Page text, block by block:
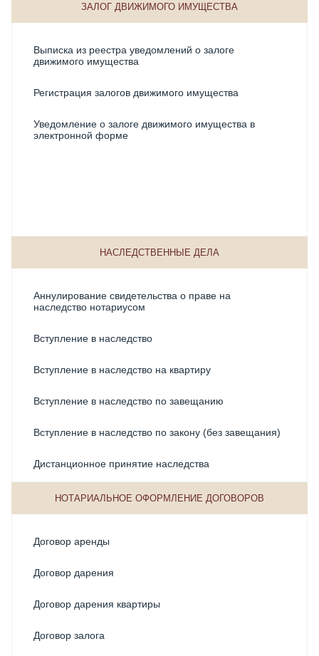
ЗАЛОГ ДВИЖИМОГО ИМУЩЕСТВА
Выписка из реестра уведомлений о залоге
движимого имущества
Регистрация залогов движимого имущества
Уведомление о залоге движимого имущества в
электронной форме
НАСЛЕДСТВЕННЫЕ ДЕЛА
Аннулирование свидетельства о праве на
наследство нотариусом
Вступление в наследство
Вступление в наследство на квартиру
Вступление в наследство по завещанию
Вступление в наследство по закону (без завещания)
Дистанционное принятие наследства
Договор доверительного управления у нотариуса
НОТАРИАЛЬНОЕ ОФОРМЛЕНИЕ ДОГОВОРОВ
Договор аренды
Договор дарения
Договор дарения квартиры
Договор залога